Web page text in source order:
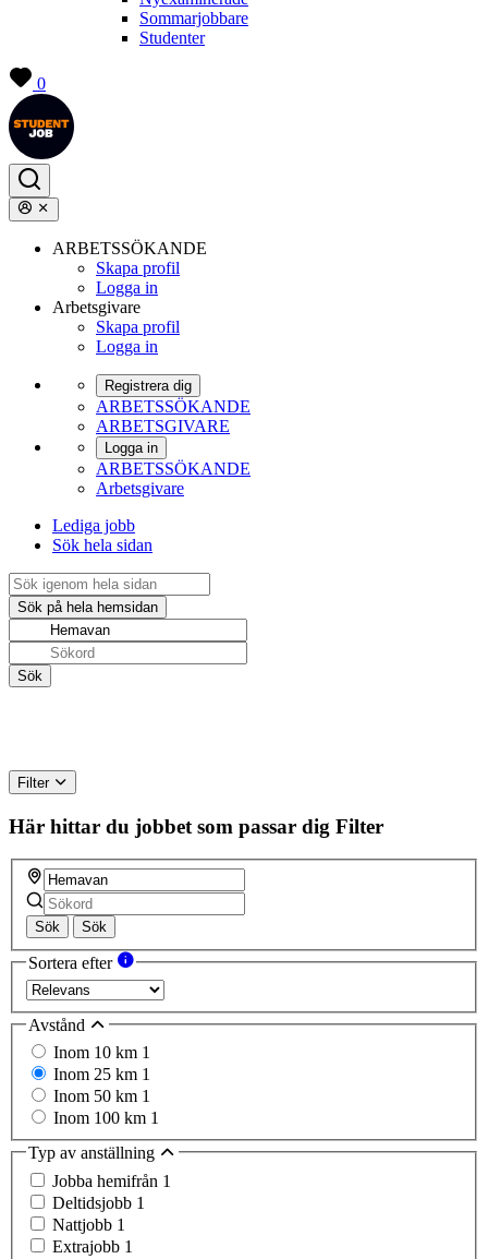
Sommarjobbare
Studenter
0
ARBETSSÖKANDE
Skapa profil
Logga in
Arbetsgivare
Skapa profil
Logga in
Registrera dig
ARBETSSÖKANDE
ARBETSGIVARE
Logga in
ARBETSSÖKANDE
Arbetsgivare
Lediga jobb
Sök hela sidan
Filter
Här hittar du jobbet som passar dig Filter
Sök Sök
Sortera efter
Avstånd
Inom 10 km 1
Inom 25 km 1
Inom 50 km 1
Inom 100 km 1
Typ av anställning
Jobba hemifrån 1
Deltidsjobb 1
Nattjobb 1
Extrajobb 1